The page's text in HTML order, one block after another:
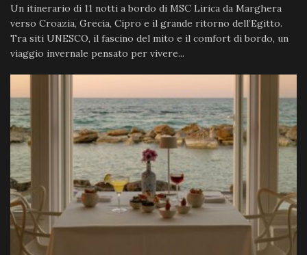
Un itinerario di 11 notti a bordo di MSC Lirica da Marghera
verso Croazia, Grecia, Cipro e il grande ritorno dell’Egitto.
Tra siti UNESCO, il fascino del mito e il comfort di bordo, un
viaggio invernale pensato per vivere...